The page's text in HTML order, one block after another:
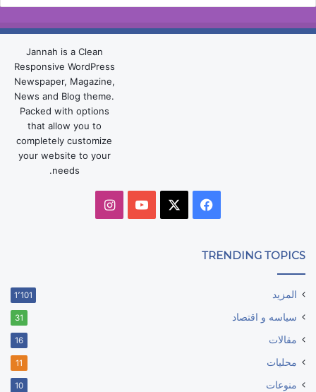
Jannah is a Clean
Responsive WordPress
Newspaper, Magazine,
News and Blog theme.
Packed with options
that allow you to
completely customize
your website to your
needs.
فيسبوك ‫YouTubeانستقرام
TRENDING TOPICS
المزيد 1٬101
سياسه و اقتصاد 31
مقالات 16
محليات 11
منوعات 10